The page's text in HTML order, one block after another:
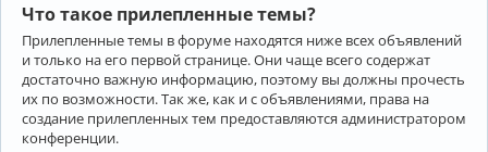
Что такое прилепленные темы?
Прилепленные темы в форуме находятся ниже всех объявлений
и только на его первой странице. Они чаще всего содержат
достаточно важную информацию, поэтому вы должны прочесть
их по возможности. Так же, как и с объявлениями, права на
создание прилепленных тем предоставляются администратором
конференции.